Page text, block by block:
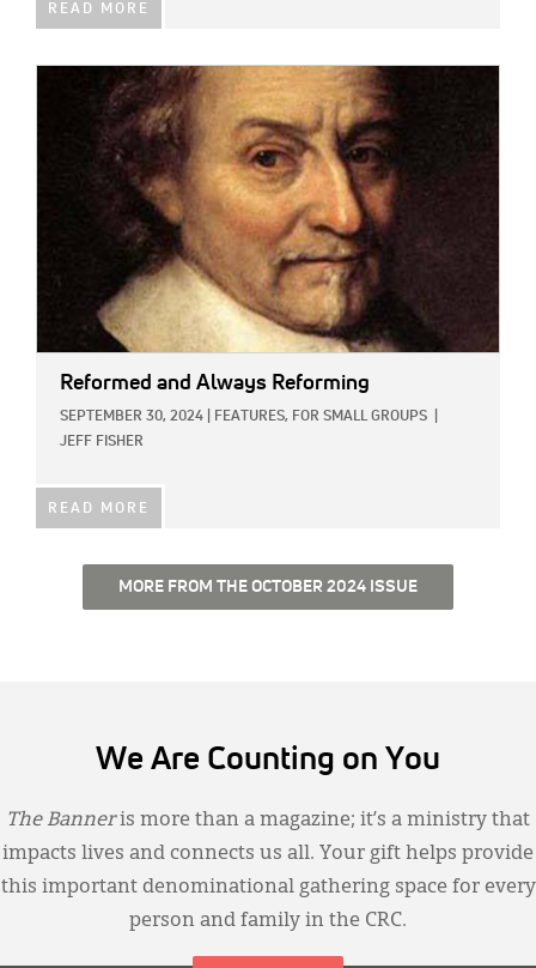
READ MORE
Reformed and Always Reforming
SEPTEMBER 30, 2024 FEATURES, FOR SMALL GROUPS
JEFF FISHER
READ MORE
MORE FROM THE OCTOBER 2024 ISSUE
We Are Counting on You
The Banneris more than a magazine; it’s a ministry that
impacts lives and connects us all. Your gift helps provide
this important denominational gathering space for every
person and family in the CRC.